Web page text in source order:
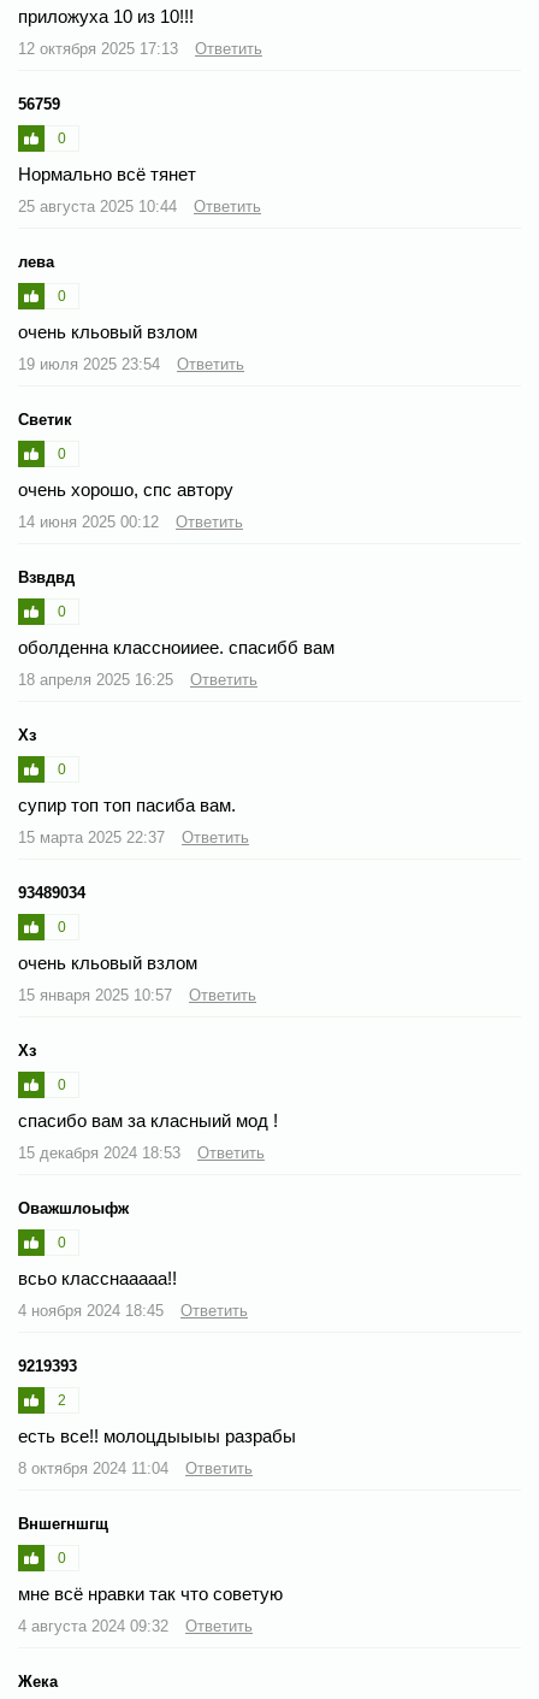
приложуха 10 из 10!!!
12 октября 2025 17:13 Ответить
56759
0
Нормально всё тянет
25 августа 2025 10:44 Ответить
лева
0
очень кльовый взлом
19 июля 2025 23:54 Ответить
Светик
0
очень хорошо, спс автору
14 июня 2025 00:12 Ответить
Взвдвд
0
оболденна классноииее. спасибб вам
18 апреля 2025 16:25 Ответить
Хз
0
супир топ топ пасиба вам.
15 марта 2025 22:37 Ответить
93489034
0
очень кльовый взлом
15 января 2025 10:57 Ответить
Хз
0
спасибо вам за класныий мод !
15 декабря 2024 18:53 Ответить
Оважшлоыфж
0
всьо класснааааа!!
4 ноября 2024 18:45 Ответить
9219393
2
есть все!! молоцдыыыы разрабы
8 октября 2024 11:04 Ответить
Вншегншгщ
0
мне всё нравки так что советую
4 августа 2024 09:32 Ответить
Жека